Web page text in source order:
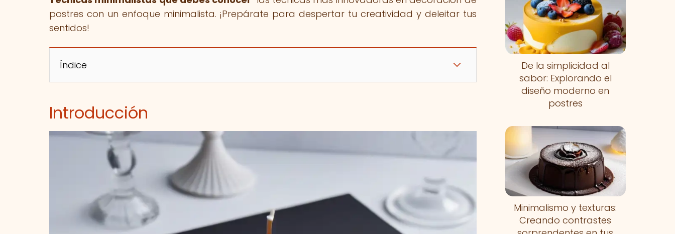
postres con un enfoque minimalista. ¡Prepárate para despertar tu creatividad y deleitar tus
sentidos!
Índice
Introducción
De la simplicidad al
sabor: Explorando el
diseño moderno en
postres
Minimalismo y texturas:
Creando contrastes